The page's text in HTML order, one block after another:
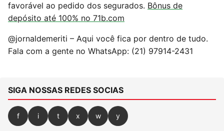
favorável ao pedido dos segurados. Bônus de
depósito até 100% no 71b.com
@jornaldemeriti – Aqui você fica por dentro de tudo.
Fala com a gente no WhatsApp: (21) 97914-2431
SIGA NOSSAS REDES SOCIAS
f i t x w y